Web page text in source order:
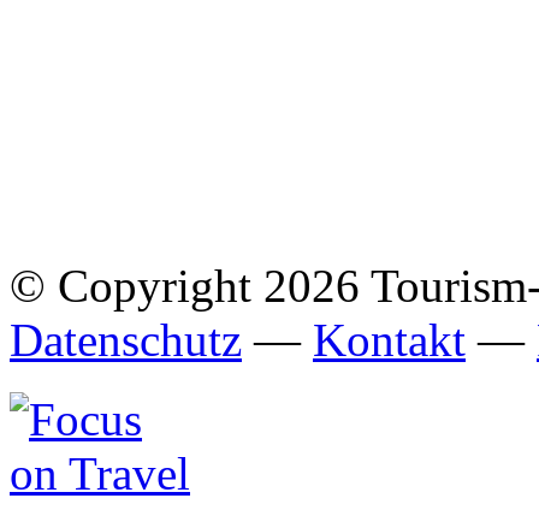
© Copyright 2026
Datenschutz — Kontakt —